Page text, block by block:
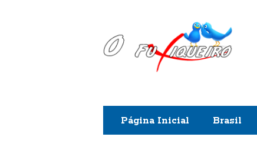
F
x
i
Página Inicial Brasil